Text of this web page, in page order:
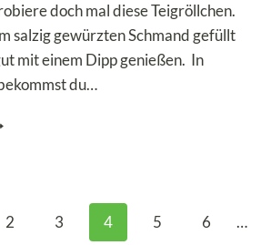
doch mal diese Teigröllchen.
salzig gewürzten Schmand gefüllt
mit einem Dipp genießen. In
du…
2 3 4 5 6 …